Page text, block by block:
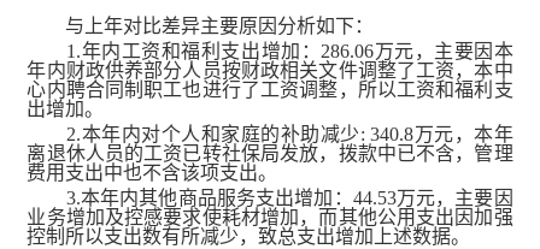
与上年对比差异主要原因分析如下：
1.年内工资和福利支出增加：286.06万元，主要因本
年内财政供养部分人员按财政相关文件调整了工资，本中
心内聘合同制职工也进行了工资调整，所以工资和福利支
出增加。
2.本年内对个人和家庭的补助减少: 340.8万元，本年
离退休人员的工资已转社保局发放，拨款中已不含，管理
费用支出中也不含该项支出。
3.本年内其他商品服务支出增加：44.53万元，主要因
业务增加及控感要求使耗材增加，而其他公用支出因加强
控制所以支出数有所减少，致总支出增加上述数据。